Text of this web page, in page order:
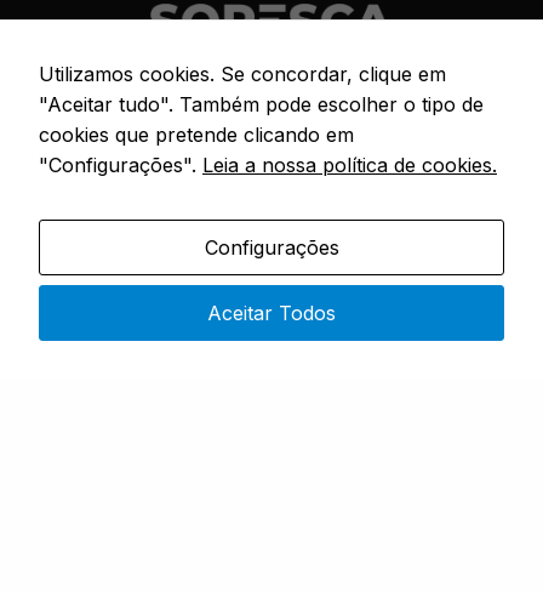
Especialistas em artigos de pesca
Rua 4 do Bom Sucesso – No. 9,
4730-453 Vila do Prado
Segunda a Sexta: 9h00 – 19h00
Utilizamos cookies. Se concordar, clique em
"Aceitar tudo". Também pode escolher o tipo de
cookies que pretende clicando em
"Configurações". Leia a nossa política de cookies.
Configurações
Aceitar Todos